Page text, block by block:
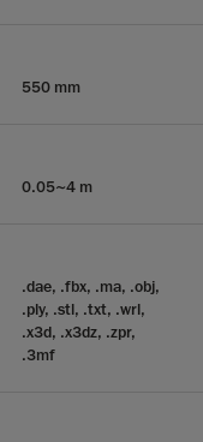
550 mm
0.05~4 m
.dae, .fbx, .ma, .obj,
.ply, .stl, .txt, .wrl,
.x3d, .x3dz, .zpr,
.3mf